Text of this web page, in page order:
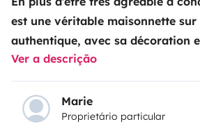
est une véritable maisonnette sur
authentique, avec sa décoration
un effet cocooning.
places ceintures- 6 fenêtres (2
Amortisseurs pneumatiques
italienne
- Chaque prise dispose
Ver a descrição
Marie
Proprietário particular